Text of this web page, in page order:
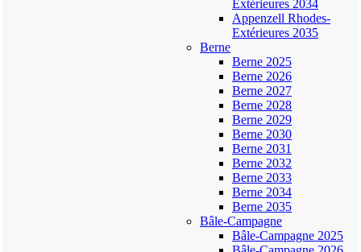
Extérieures 2034
Appenzell Rhodes-
Extérieures 2035
Berne
Berne 2025
Berne 2026
Berne 2027
Berne 2028
Berne 2029
Berne 2030
Berne 2031
Berne 2032
Berne 2033
Berne 2034
Berne 2035
Bâle-Campagne
Bâle-Campagne 2025